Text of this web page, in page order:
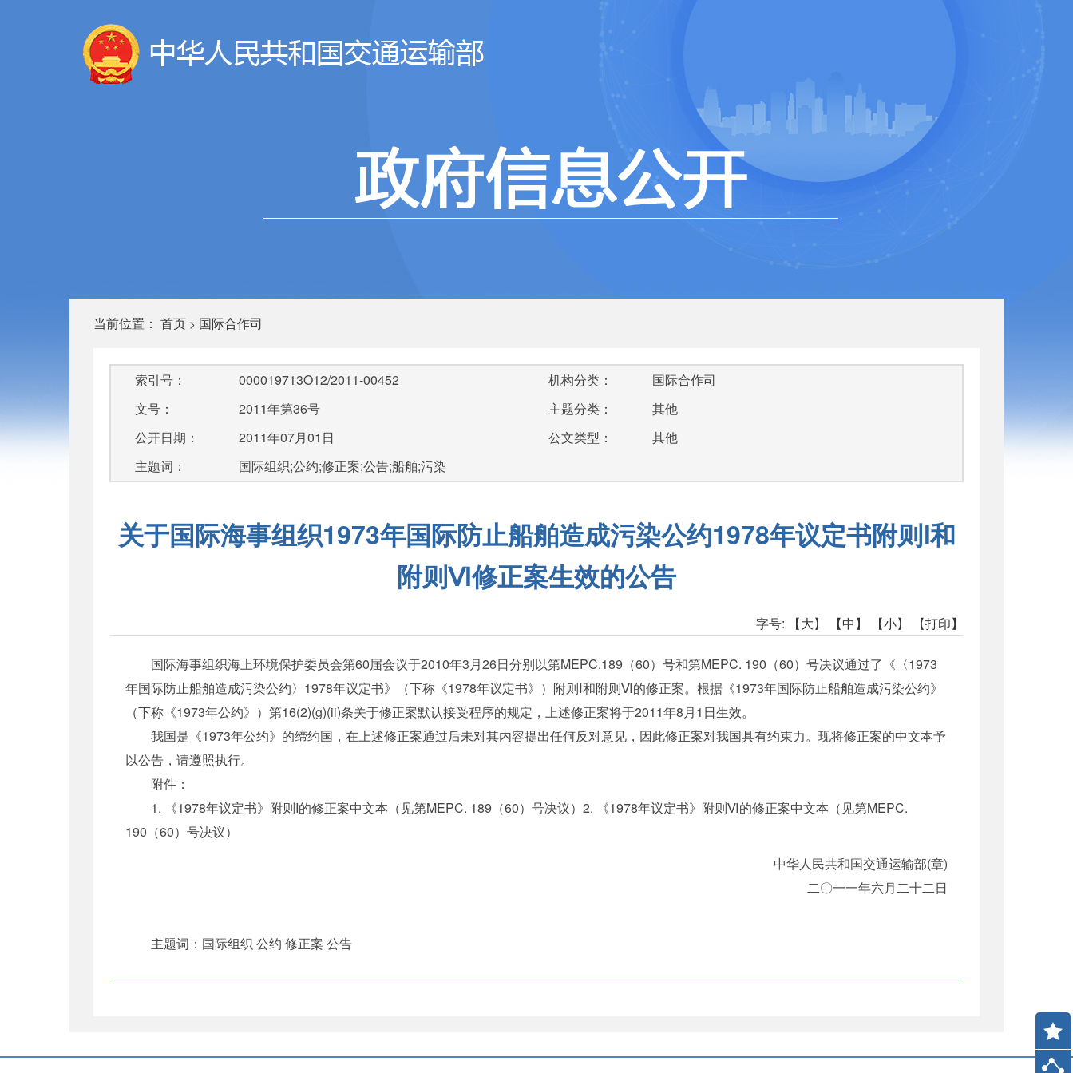
当前位置： 首页 > 国际合作司
索引号：
000019713O12/2011-00452
文号：
2011年第36号
公开日期：
2011年07月01日
主题词：
国际组织;公约;修正案;公告;船舶;污染
机构分类：
国际合作司
主题分类：
其他
公文类型：
其他
关于国际海事组织1973年国际防止船舶造成污染公约1978年议定书附则Ⅰ和
附则Ⅵ修正案生效的公告
字号: 【大】 【中】 【小】 【打印】
国际海事组织海上环境保护委员会第60届会议于2010年3月26日分别以第MEPC.189（60）号和第MEPC. 190（60）号决议通过了《〈1973
年国际防止船舶造成污染公约〉1978年议定书》（下称《1978年议定书》）附则Ⅰ和附则Ⅵ的修正案。根据《1973年国际防止船舶造成污染公约》
（下称《1973年公约》）第16(2)(g)(ii)条关于修正案默认接受程序的规定，上述修正案将于2011年8月1日生效。
我国是《1973年公约》的缔约国，在上述修正案通过后未对其内容提出任何反对意见，因此修正案对我国具有约束力。现将修正案的中文本予
以公告，请遵照执行。
附件：
1. 《1978年议定书》附则I的修正案中文本（见第MEPC. 189（60）号决议）2. 《1978年议定书》附则Ⅵ的修正案中文本（见第MEPC.
190（60）号决议）
中华人民共和国交通运输部(章)
二〇一一年六月二十二日
主题词：国际组织 公约 修正案 公告